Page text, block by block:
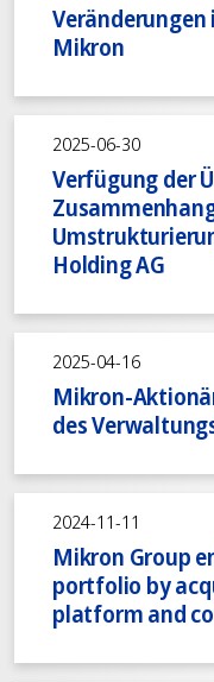
Mikron
2025-06-30
Verfügung der
Holding AG
2025-04-16
Mikron-
des
2024-11-11
Mikron Group
portfolio by
platform and